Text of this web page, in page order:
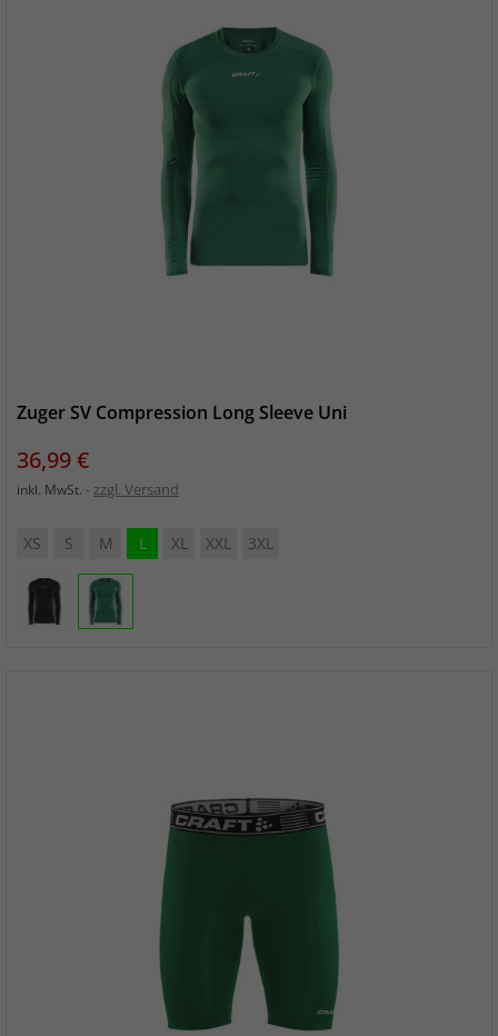
Zuger SV Compression Long Sleeve Uni
Preis
36,99 €
inkl. MwSt. zzgl. Versand
XS S M L XL XXL 3XL